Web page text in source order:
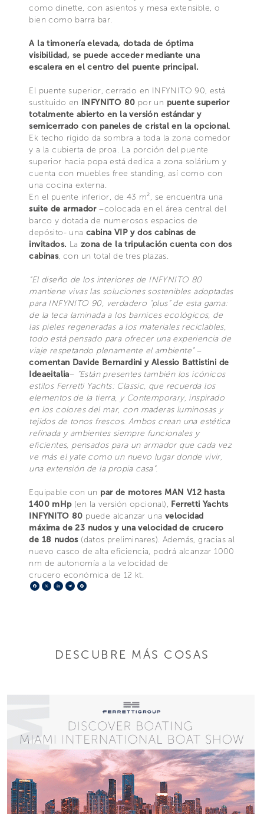
como dinette, con asientos y mesa extensible, o
bien como barra bar.
A la timonería elevada, dotada de óptima
visibilidad, se puede acceder mediante una
escalera en el centro del puente principal.
El puente superior, cerrado en INFYNITO 90, está
sustituido en INFYNITO 80 por un puente superior
totalmente abierto en la versión estándar y
semicerrado con paneles de cristal en la opcional.
Ek techo rígido da sombra a toda la zona comedor
y a la cubierta de proa. La porción del puente
superior hacia popa está dedica a zona solárium y
cuenta con muebles free standing, así como con
una cocina externa.
En el puente inferior, de 43 m², se encuentra una
suite de armador–colocada en el área central del
barco y dotada de numerosos espacios de
depósito- una cabina VIP y dos cabinas de
invitados. La zona de la tripulación cuenta con dos
cabinas, con un total de tres plazas.
“El diseño de los interiores de INFYNITO 80
mantiene vivas las soluciones sostenibles adoptadas
para INFYNITO 90, verdadero “plus” de esta gama:
de la teca laminada a los barnices ecológicos, de
las pieles regeneradas a los materiales reciclables,
todo está pensado para ofrecer una experiencia de
viaje respetando plenamente el ambiente”–
comentan Davide Bernardini y Alessio Battistini de
Ideaeitalia– “Están presentes también los icónicos
estilos Ferretti Yachts: Classic, que recuerda los
elementos de la tierra, y Contemporary, inspirado
en los colores del mar, con maderas luminosas y
tejidos de tonos frescos. Ambos crean una estética
refinada y ambientes siempre funcionales y
eficientes, pensados para un armador que cada vez
ve más el yate como un nuevo lugar donde vivir,
una extensión de la propia casa”.
Equipable con un par de motores MAN V12 hasta
1400 mHp(en la versión opcional), Ferretti Yachts
INFYNITO 80 puede alcanzar una velocidad
máxima de 23 nudos y una velocidad de crucero
de 18 nudos(datos preliminares). Además, gracias al
nuevo casco de alta eficiencia, podrá alcanzar 1000
nm de autonomía a la velocidad de
crucero económica de 12 kt.
Facebook
X LinkedIn
Telegram
DESCUBRE MÁS COSAS